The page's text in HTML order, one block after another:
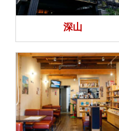
深山